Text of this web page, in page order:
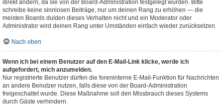
direkt ändern, da sie von der Board-Administration festgelegt wurden. Bitte
schreibe keine sinnlosen Beiträge, nur um deinen Rang zu erhöhen — die
meisten Boards dulden dieses Verhalten nicht und ein Moderator oder
Administrator wird deinen Rang unter Umständen einfach wieder zurücksetzen.
Nach oben
Wenn ich bei einem Benutzer auf den E-Mail-Link klicke, werde ich
aufgefordert, mich anzumelden.
Nur registrierte Benutzer dürfen die foreninterne E-Mail-Funktion für Nachrichten
an andere Benutzer nutzen, falls diese von der Board-Administration
freigeschaltet wurde. Diese Maßnahme soll den Missbrauch dieses Systems
durch Gäste verhindern.